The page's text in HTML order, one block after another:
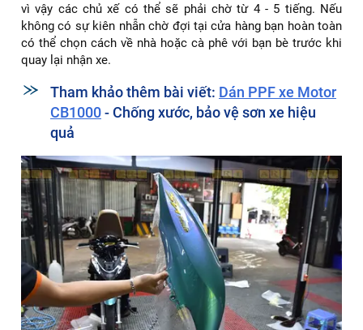
vì vậy các chủ xế có thể sẽ phải chờ từ 4 - 5 tiếng. Nếu
không có sự kiên nhẫn chờ đợi tại cửa hàng bạn hoàn toàn
có thể chọn cách về nhà hoặc cà phê với bạn bè trước khi
quay lại nhận xe.
Tham khảo thêm bài viết: Dán PPF xe Motor
CB1000- Chống xước, bảo vệ sơn xe hiệu
quả